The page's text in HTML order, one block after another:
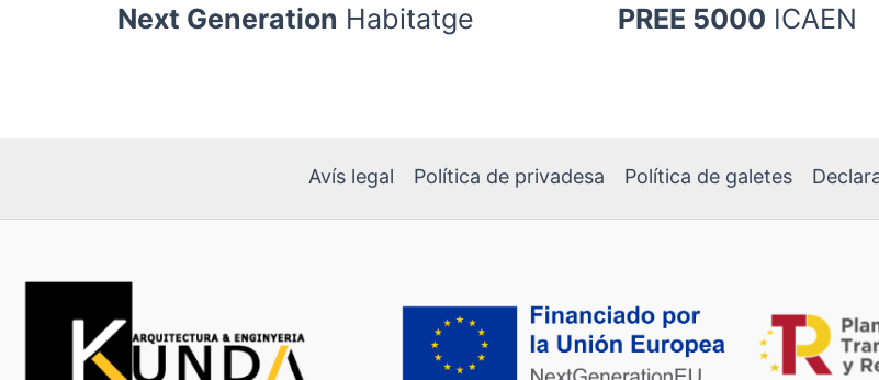
Next Generation Habitatge PREE 5000 ICAEN
Avís legal Política de privadesa Política de galetes